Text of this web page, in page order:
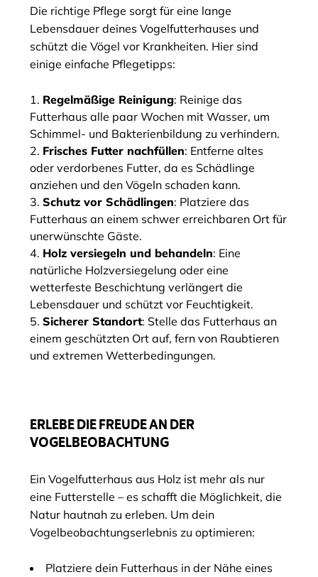
Die richtige Pflege sorgt für eine lange
Lebensdauer deines Vogelfutterhauses und
schützt die Vögel vor Krankheiten. Hier sind
einige einfache Pflegetipps:
Regelmäßige Reinigung: Reinige das
Futterhaus alle paar Wochen mit Wasser, um
Schimmel- und Bakterienbildung zu verhindern.
Frisches Futter nachfüllen: Entferne altes
oder verdorbenes Futter, da es Schädlinge
anziehen und den Vögeln schaden kann.
Schutz vor Schädlingen: Platziere das
Futterhaus an einem schwer erreichbaren Ort für
unerwünschte Gäste.
Holz versiegeln und behandeln: Eine
natürliche Holzversiegelung oder eine
wetterfeste Beschichtung verlängert die
Lebensdauer und schützt vor Feuchtigkeit.
Sicherer Standort: Stelle das Futterhaus an
einem geschützten Ort auf, fern von Raubtieren
und extremen Wetterbedingungen.
ERLEBE DIE FREUDE AN DER
VOGELBEOBACHTUNG
Ein Vogelfutterhaus aus Holz ist mehr als nur
eine Futterstelle – es schafft die Möglichkeit, die
Natur hautnah zu erleben. Um dein
Vogelbeobachtungserlebnis zu optimieren:
Platziere dein Futterhaus in der Nähe eines